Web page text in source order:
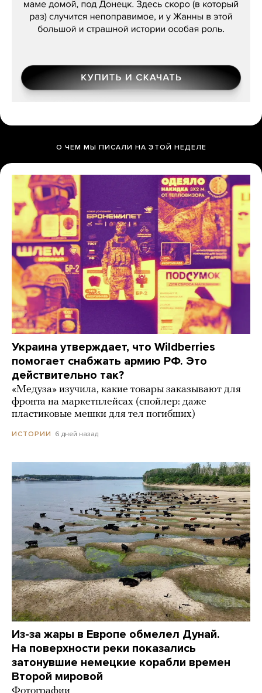
О ЧЕМ МЫ ПИСАЛИ НА ЭТОЙ НЕДЕЛЕ
Украина утверждает, что Wildberries
помогает снабжать армию РФ. Это
действительно так?
«Медуза» изучила, какие товары заказывают для
фронта на маркетплейсах (спойлер: даже
пластиковые мешки для тел погибших)
ИСТОРИИ 6 дней назад
Из-за жары в Европе обмелел Дунай.
На поверхности реки показались
затонувшие немецкие корабли времен
Второй мировой